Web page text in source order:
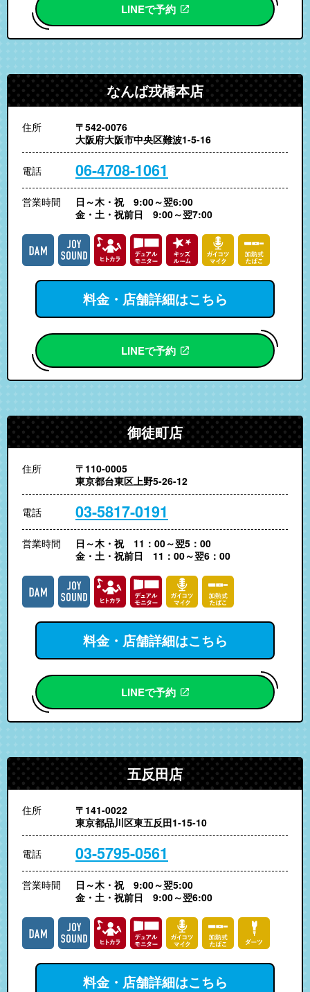
LINEで予約
なんば戎橋本店
住所
〒542-0076
大阪府大阪市中央区難波1-5-16
電話 06-4708-1061
営業時間
日～木・祝 9:00～翌6:00
金・土・祝前日 9:00～翌7:00
料金・店舗詳細はこちら
LINEで予約
御徒町店
住所
〒110-0005
東京都台東区上野5-26-12
電話 03-5817-0191
営業時間
日～木・祝 11：00～翌5：00
金・土・祝前日 11：00～翌6：00
料金・店舗詳細はこちら
LINEで予約
五反田店
住所
〒141-0022
東京都品川区東五反田1-15-10
電話 03-5795-0561
営業時間
日～木・祝 9:00～翌5:00
金・土・祝前日 9:00～翌6:00
料金・店舗詳細はこちら